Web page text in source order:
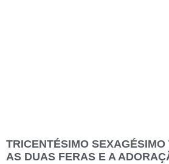
TRICENTÉSIMO
AS DUAS FERAS E A